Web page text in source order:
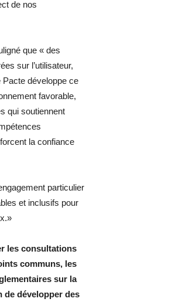
de nos
que « des
sur l’utilisateur,
Pacte développe ce
favorable,
qui soutiennent
la confiance
particulier
et inclusifs pour
les consultations
communs, les
sur la
de développer des